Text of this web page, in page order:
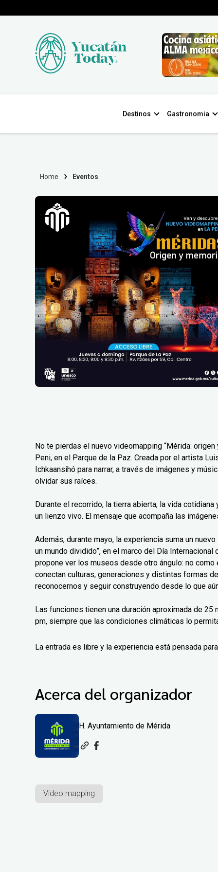
Destinos Gastronomia
Home Eventos
No te pierdas el nuevo videomapping “Mérida:
Peni, en el Parque de la Paz. Creada por el artista
Ichkaansihó para narrar, a través de imágenes y
olvidar sus raíces.
Durante el recorrido, la tierra abierta, la vida
un lienzo vivo. El mensaje que acompaña las
Además, durante mayo, la experiencia suma un
un mundo dividido”, en el marco del Día
propone ver los museos desde otro ángulo: no
conectan culturas, generaciones y distintas formas
reconocernos y seguir construyendo desde lo que
Las funciones tienen una duración aproximada de
pm, siempre que las condiciones climáticas lo
La entrada es libre y la experiencia está pensada
Acerca del organizador
H. Ayuntamiento de Mérida
Video mapping